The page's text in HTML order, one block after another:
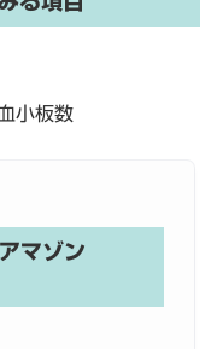
小板数
マゾン